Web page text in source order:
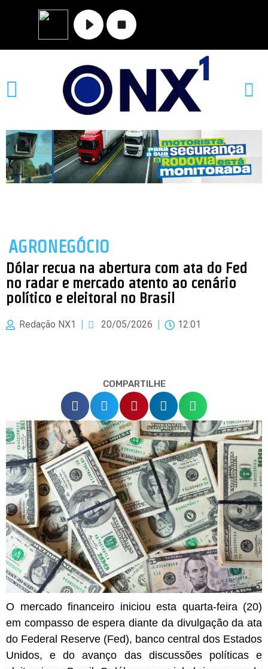
AGRONEGÓCIO
Dólar recua na abertura com ata do Fed
no radar e mercado atento ao cenário
político e eleitoral no Brasil
Redação NX1 20/05/2026 12:01
COMPARTILHE
O mercado financeiro iniciou esta quarta-feira (20)
em compasso de espera diante da divulgação da ata
do Federal Reserve (Fed), banco central dos Estados
Unidos, e do avanço das discussões políticas e